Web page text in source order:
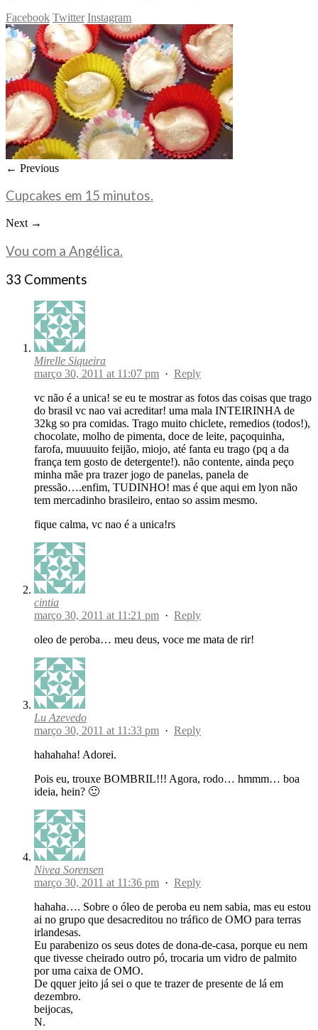
Facebook Twitter Instagram
← Previous
Cupcakes em 15 minutos.
Next →
Vou com a Angélica.
33 Comments
Mirelle Siqueira
março 30, 2011 at 11:07 pm · Reply
vc não é a unica! se eu te mostrar as fotos das coisas que trago
do brasil vc nao vai acreditar! uma mala INTEIRINHA de
32kg so pra comidas. Trago muito chiclete, remedios (todos!),
chocolate, molho de pimenta, doce de leite, paçoquinha,
farofa, muuuuito feijão, miojo, até fanta eu trago (pq a da
frança tem gosto de detergente!). não contente, ainda peço
minha mãe pra trazer jogo de panelas, panela de
pressão….enfim, TUDINHO! mas é que aqui em lyon não
tem mercadinho brasileiro, entao so assim mesmo.
fique calma, vc nao é a unica!rs
cintia
março 30, 2011 at 11:21 pm · Reply
oleo de peroba… meu deus, voce me mata de rir!
Lu Azevedo
março 30, 2011 at 11:33 pm · Reply
hahahaha! Adorei.
Pois eu, trouxe BOMBRIL!!! Agora, rodo… hmmm… boa
ideia, hein? 🙂
Nivea Sorensen
março 30, 2011 at 11:36 pm · Reply
hahaha…. Sobre o óleo de peroba eu nem sabia, mas eu estou
ai no grupo que desacreditou no tráfico de OMO para terras
irlandesas.
Eu parabenizo os seus dotes de dona-de-casa, porque eu nem
que tivesse cheirado outro pó, trocaria um vidro de palmito
por uma caixa de OMO.
De qquer jeito já sei o que te trazer de presente de lá em
dezembro.
beijocas,
N.